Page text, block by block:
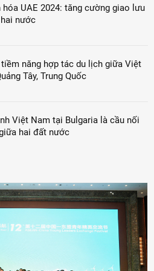
hóa UAE 2024: tăng cường giao lưu
nước
năng hợp tác du lịch giữa Việt
Tây, Trung Quốc
Việt Nam tại Bulgaria là cầu nối
hai đất nước